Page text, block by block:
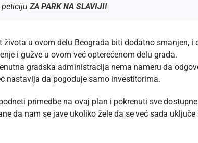
peticijuZA PARK NA SLAVIJI!
u ovom delu Beograda biti dodatno smanjen, i
i gužve u ovom već opterećenom delu grada.
gradska administracija nema nameru da
nastavlja da pogoduje samo investitorima.
primedbe na ovaj plan i pokrenuti sve
da nam se jave ukoliko žele da se već sada